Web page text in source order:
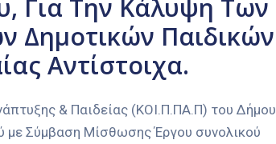
Για Την Κάλυψη Των
Δημοτικών Παιδικών
Αντίστοιχα.
& Παιδείας (ΚΟΙ.Π.ΠΑ.Π) του Δήμου
Σύμβαση Μίσθωσης Έργου συνολικού